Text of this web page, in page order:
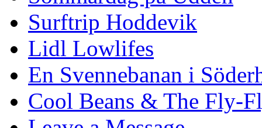
Surftrip Hoddevik
Lidl Lowlifes
En Svennebanan i
Cool Beans & The Fly-